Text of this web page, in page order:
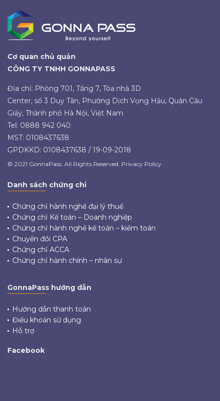
Cơ quan chủ quản
CÔNG TY TNHH GONNAPASS
Địa chỉ: Phòng 701, Tầng 7, Tòa nhà 3D
Center, số 3 Duy Tân, Phường Dịch Vọng Hậu, Quận Cầu
Giấy, Thành phố Hà Nội, Việt Nam
Tel: 0888 942 040
MST: 0108437638
GPDKKD: 0108437638 / 19-09-2018
© 2021 GonnaPass. All Rights Reserved. Privacy Policy
Danh sách chứng chỉ
Chứng chỉ hành nghề đại lý thuế
Chứng chỉ Kế toán – Doanh nghiệp
Chứng chỉ hành nghề kế toán – kiểm toán
Chuyển đổi CPA
Chứng chỉ ACCA
Chứng chỉ hành chính – nhân sự
GonnaPass hướng dẫn
Hướng dẫn thanh toán
Điều khoản sử dụng
Hỗ trợ
Facebook